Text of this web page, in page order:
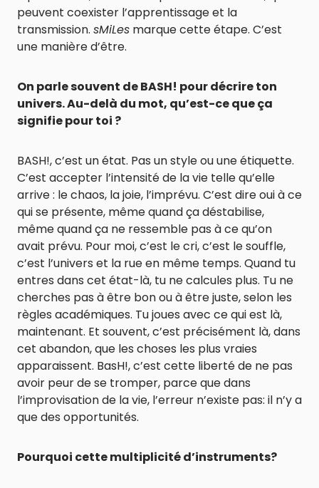
peuvent coexister l’apprentissage et la
transmission. sMiLes marque cette étape. C’est
une manière d’être.
On parle souvent de BASH! pour décrire ton
univers. Au-delà du mot, qu’est-ce que ça
signifie pour toi ?
BASH!, c’est un état. Pas un style ou une étiquette.
C’est accepter l’intensité de la vie telle qu’elle
arrive : le chaos, la joie, l’imprévu. C’est dire oui à ce
qui se présente, même quand ça déstabilise,
même quand ça ne ressemble pas à ce qu’on
avait prévu. Pour moi, c’est le cri, c’est le souffle,
c’est l’univers et la rue en même temps. Quand tu
entres dans cet état-là, tu ne calcules plus. Tu ne
cherches pas à être bon ou à être juste, selon les
règles académiques. Tu joues avec ce qui est là,
maintenant. Et souvent, c’est précisément là, dans
cet abandon, que les choses les plus vraies
apparaissent. BasH!, c’est cette liberté de ne pas
avoir peur de se tromper, parce que dans
l’improvisation de la vie, l’erreur n’existe pas: il n’y a
que des opportunités.
Pourquoi cette multiplicité d’instruments?